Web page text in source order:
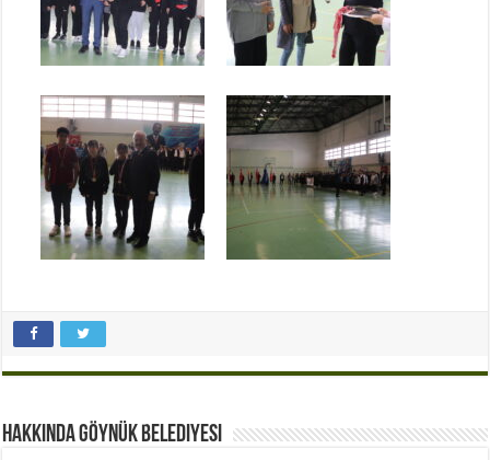
Hakkında Göynük Belediyesi